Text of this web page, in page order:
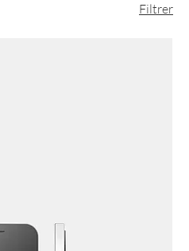
Filtrer